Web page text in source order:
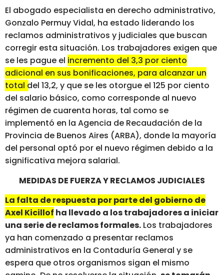
El abogado especialista en derecho administrativo,
Gonzalo Permuy Vidal, ha estado liderando los
reclamos administrativos y judiciales que buscan
corregir esta situación. Los trabajadores exigen que
se les pague el incremento del 3,3 por ciento
adicional en sus bonificaciones, para alcanzar un
total del 13,2, y que se les otorgue el 125 por ciento
del salario básico, como corresponde al nuevo
régimen de cuarenta horas, tal como se
implementó en la Agencia de Recaudación de la
Provincia de Buenos Aires (ARBA), donde la mayoría
del personal optó por el nuevo régimen debido a la
significativa mejora salarial.
MEDIDAS DE FUERZA Y RECLAMOS JUDICIALES
La falta de respuesta por parte del gobierno de
Axel Kicillof ha llevado a los trabajadores a iniciar
una serie de reclamos formales. Los trabajadores
ya han comenzado a presentar reclamos
administrativos en la Contaduría General y se
espera que otros organismos sigan el mismo